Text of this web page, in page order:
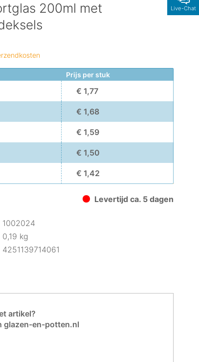
Live-Chat
200ml met
Prijs per stuk
€ 1,77
€ 1,68
€ 1,59
€ 1,50
€ 1,42
Levertijd ca. 5 dagen
1002024
0,19 kg
4251139714061
artikel?
glazen-en-potten.nl